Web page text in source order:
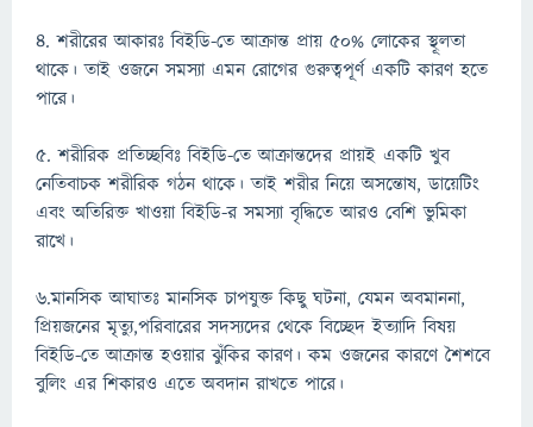
৪. শরীরের আকারঃ বিইডি-তে আক্রান্ত প্রায় ৫০% লোকের স্থূলতা
থাকে। তাই ওজনে সমস্যা এমন রোগের গুরুত্বপূর্ণ একটি কারণ হতে
পারে।
৫. শরীরিক প্রতিচ্ছবিঃ বিইডি-তে আক্রান্তদের প্রায়ই একটি খুব
নেতিবাচক শরীরিক গঠন থাকে। তাই শরীর নিয়ে অসন্তোষ, ডায়েটিং
এবং অতিরিক্ত খাওয়া বিইডি-র সমস্যা বৃদ্ধিতে আরও বেশি ভুমিকা
রাখে।
৬.মানসিক আঘাতঃ মানসিক চাপযুক্ত কিছু ঘটনা, যেমন অবমাননা,
প্রিয়জনের মৃত্যু,পরিবারের সদস্যদের থেকে বিচ্ছেদ ইত্যাদি বিষয়
বিইডি-তে আক্রান্ত হওয়ার ঝুঁকির কারণ। কম ওজনের কারণে শৈশবে
বুলিং এর শিকারও এতে অবদান রাখতে পারে।